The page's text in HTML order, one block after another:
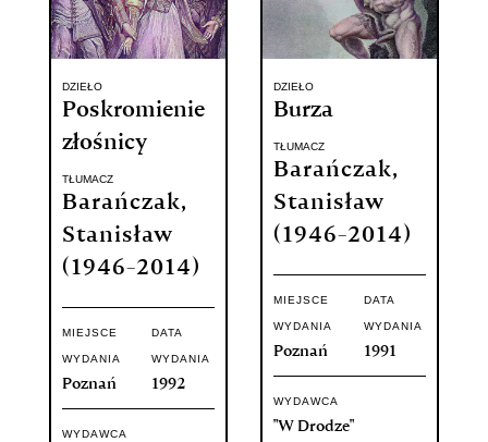
DZIEŁO
Poskromienie
złośnicy
TŁUMACZ
Barańczak,
Stanisław
(1946-2014)
MIEJSCE
WYDANIA
Poznań
DATA
WYDANIA
1992
WYDAWCA
DZIEŁO
Burza
TŁUMACZ
Barańczak,
Stanisław
(1946-2014)
MIEJSCE
WYDANIA
Poznań
DATA
WYDANIA
1991
WYDAWCA
"W Drodze"